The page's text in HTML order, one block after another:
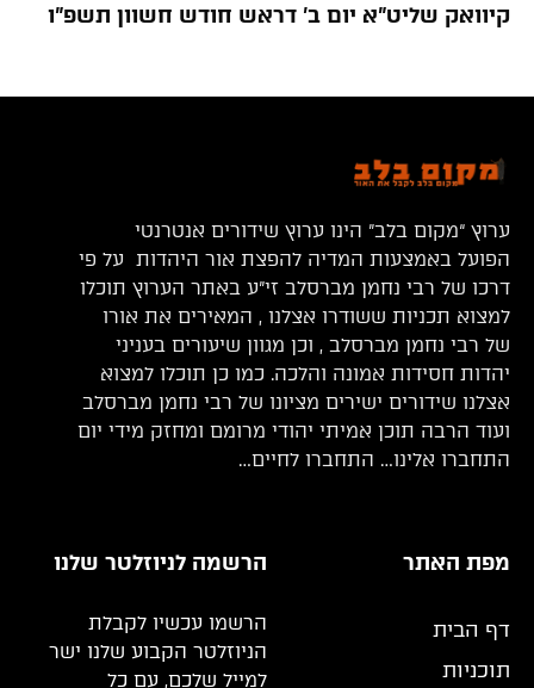
קיוואק שליט”א יום ב’ דראש חודש חשוון תשפ”ו
ערוץ “מקום בלב” הינו ערוץ שידורים אנטרנטי
הפועל באמצעות המדיה להפצת אור היהדות על פי
דרכו של רבי נחמן מברסלב זי”ע באתר הערוץ תוכלו
למצוא תכניות ששודרו אצלנו , המאירים את אורו
של רבי נחמן מברסלב , וכן מגוון שיעורים בעניני
יהדות חסידות אמונה והלכה. כמו כן תוכלו למצוא
אצלנו שידורים ישירים מציונו של רבי נחמן מברסלב
ועוד הרבה תוכן אמיתי יהודי מרומם ומחזק מידי יום
התחברו אלינו… התחברו לחיים…
מפת האתר
דף הבית
תוכניות
הרשמה לניוזלטר שלנו
הרשמו עכשיו לקבלת
הניוזלטר הקבוע שלנו ישר
למייל שלכם, עם כל